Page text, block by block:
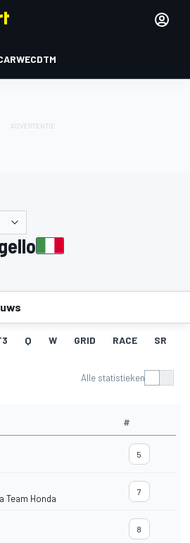
WECDTM
Q W GRID RACE SR
Alle statistieken
#
5
Team Honda
7
8